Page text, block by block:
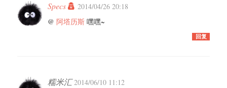
Specs
2014/04/26 20:18
@ 阿塔历斯 嘿嘿~
回复
糯米汇2014/06/10 11:12